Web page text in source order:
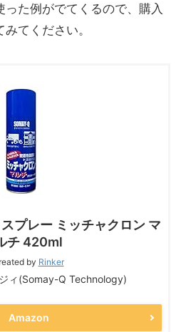
た例がでてくるので、購入
てください。
プレー ミッチャクロン マ
チ 420ml
by Rinker
ィ(Somay-Q Technology)
Amazon